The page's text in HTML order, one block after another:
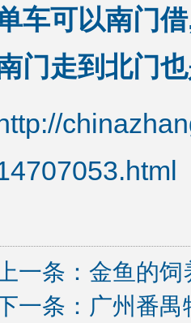
车可以南门
门走到北门
上一条： 金鱼的饲
一条： 广州番禺